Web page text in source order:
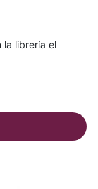
la librería el